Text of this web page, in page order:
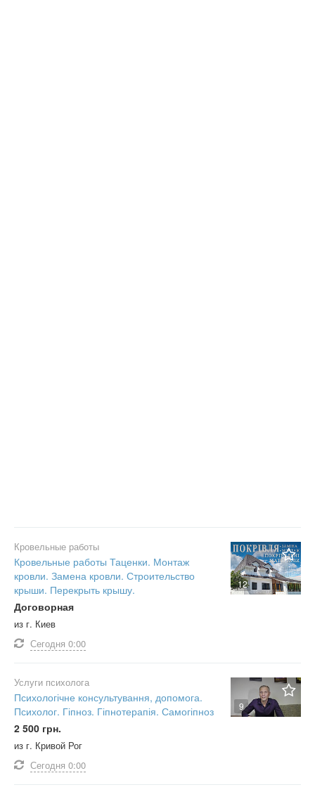
12
Кровельные работы
Кровельные работы Таценки. Монтаж
кровли. Замена кровли. Строительство
крыши. Перекрыть крышу.
Договорная
из г. Киев
Сегодня 0:00
9
Услуги психолога
Психологічне консультування, допомога.
Психолог. Гіпноз. Гіпнотерапія. Самогіпноз
2 500 грн.
из г. Кривой Рог
Сегодня 0:00